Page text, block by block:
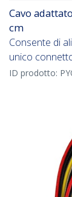
Cavo
cm
Consente di
unico
ID prodotto: